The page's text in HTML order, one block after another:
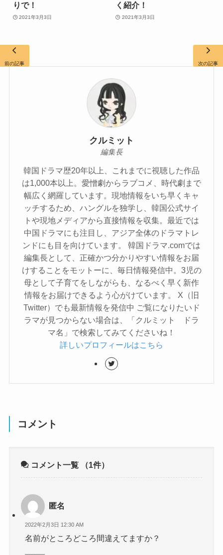
りで！
2021年3月3日
く紹介！
2021年3月3日
クルミット
編集長
韓国ドラマ歴20年以上、これまでに視聴した作品
は1,000本以上。愛憎劇からラブコメ、時代劇まで
幅広く網羅しています。現地情報をいち早くキャ
ッチするため、ハングルを独学し、韓国公式サイ
トや現地メディアから直接情報を収集。最近では
中国ドラマにも注目し、アジア全体のドラマトレ
ンドにも目を向けています。 韓国ドラマ.comでは
編集長として、正確かつ分かりやすい情報をお届
けすることをモットーに、毎日情報発信中。3児の
母として子育てをしながらも、なるべく早く新作
情報をお届けできるよう心がけています。 X（旧
Twitter）でも最新情報を発信中 ご覧になりたいド
ラマが見つからない場合は、「クルミット ドラ
マ名」で検索してみてくださいね！
詳しいプロフィールはこちら
コメント
コメント一覧 （1件）
匿名
2022年2月3日 12:30 AM
名前がところどころ間違えてますか？
前の記事 次の記事